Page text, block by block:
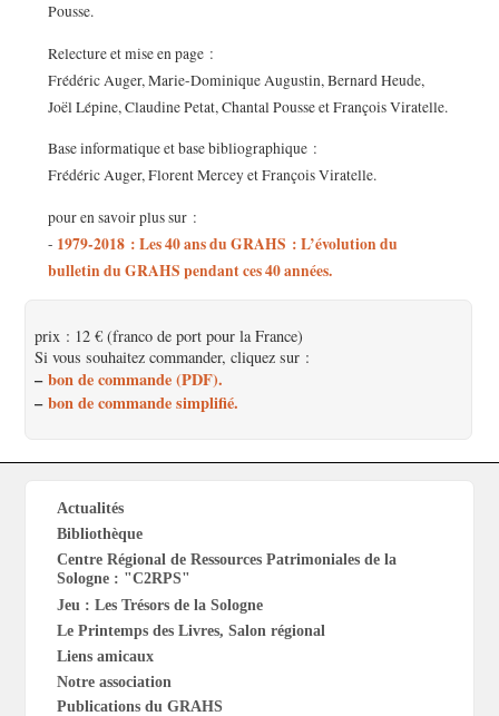
Pousse.
Relecture et mise en page :
Frédéric Auger, Marie-Dominique Augustin, Bernard Heude,
Joël Lépine, Claudine Petat, Chantal Pousse et François Viratelle.
Base informatique et base bibliographique :
Frédéric Auger, Florent Mercey et François Viratelle.
pour en savoir plus sur :
- 1979-2018 : Les 40 ans du GRAHS : L’évolution du
bulletin du GRAHS pendant ces 40 années.
prix : 12 € (franco de port pour la France)
Si vous souhaitez commander, cliquez sur :
– bon de commande (PDF).
– bon de commande simplifié.
Actualités
Bibliothèque
Centre Régional de Ressources Patrimoniales de la
Sologne : "C2RPS"
Jeu : Les Trésors de la Sologne
Le Printemps des Livres, Salon régional
Liens amicaux
Notre association
Publications du GRAHS